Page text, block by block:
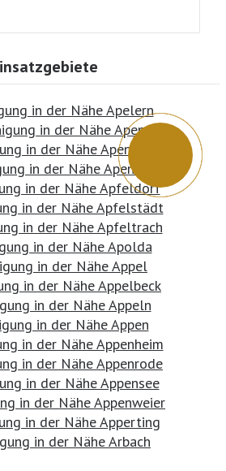
in der Nähe Apelern
in der Nähe Apen
in der Nähe Apenburg
in der Nähe Apensen
in der Nähe Apfeldorf
in der Nähe Apfelstädt
in der Nähe Apfeltrach
in der Nähe Apolda
in der Nähe Appel
in der Nähe Appelbeck
in der Nähe Appeln
in der Nähe Appen
in der Nähe Appenheim
in der Nähe Appenrode
in der Nähe Appensee
in der Nähe Appenweier
in der Nähe Apperting
in der Nähe Arbach